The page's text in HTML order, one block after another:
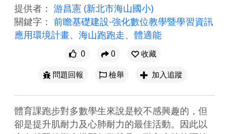
提供者： 游昌憲 (新北市海山國小)
關鍵字： 前瞻基礎建設-強化數位教學暨學習資訊
應用環境計畫、 海山跑跑走、 體適能
0 0
收藏
問題回報
檢舉 加入追蹤
體育課跑步對多數學生來說是較不感興趣的，但
卻是提升肌耐力及心肺耐力的最佳活動。因此以